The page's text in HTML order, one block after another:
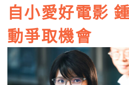
自小愛好電影
動爭取機會